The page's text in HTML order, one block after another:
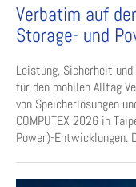
Verbatim auf
Storage- und
Leistung, Sicherheit
für den mobilen Alltag
von Speicherlösungen
COMPUTEX 2026 in
Power)-Entwicklungen.